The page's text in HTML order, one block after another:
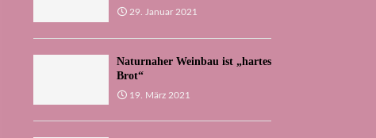
29. Januar 2021
Naturnaher Weinbau ist „hartes
Brot“
19. März 2021